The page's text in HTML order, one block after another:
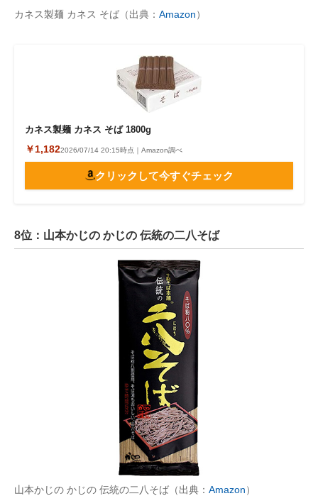
カネス製麺 カネス そば（出典： Amazon）
カネス製麺 カネス そば 1800g
￥1,1822026/07/14 20:15時点｜Amazon調べ
クリックして今すぐチェック
8位：山本かじの かじの 伝統の二八そば
山本かじの かじの 伝統の二八そば（出典： Amazon）